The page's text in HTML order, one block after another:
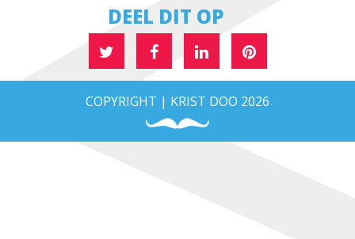
DEEL DIT OP
COPYRIGHT | KRIST DOO 2026